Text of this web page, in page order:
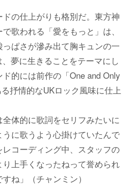
の仕上がりも格別だ。東方神
歌われる「愛をもっと」は、
ぱさが滲み出て胸キュンの一
夢に生きることをテーマにし
的には前作の「One and Only
抒情的なUKロック風味に仕上
全体的に歌詞をセリフみたいに
に歌うよう心掛けていたんで
コーディング中、スタッフの
上手くなったねって誉められ
ね」（チャンミン）